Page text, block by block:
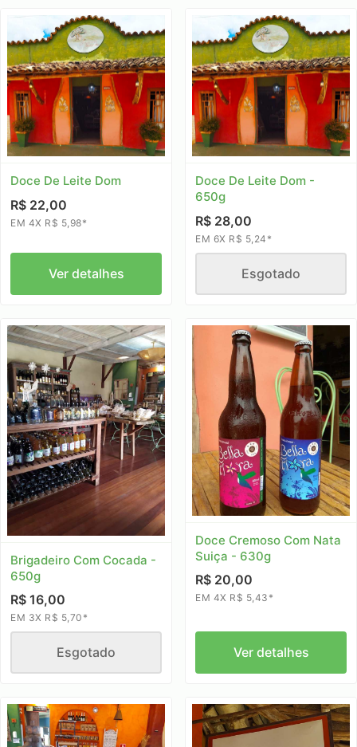
Doce De Leite Dom
R$ 22,00
EM 4X R$ 5,98*
Ver detalhes
Doce De Leite Dom -
650g
R$ 28,00
EM 6X R$ 5,24*
Esgotado
Brigadeiro Com Cocada -
650g
R$ 16,00
EM 3X R$ 5,70*
Esgotado
Doce Cremoso Com Nata
Suiça - 630g
R$ 20,00
EM 4X R$ 5,43*
Ver detalhes